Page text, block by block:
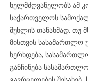
ხელმძღვანელობს ამ
საქართველოს
მუხლის თანახმად, თუ
მისთვის სასამართლო
ხერხდება,
განჩინება